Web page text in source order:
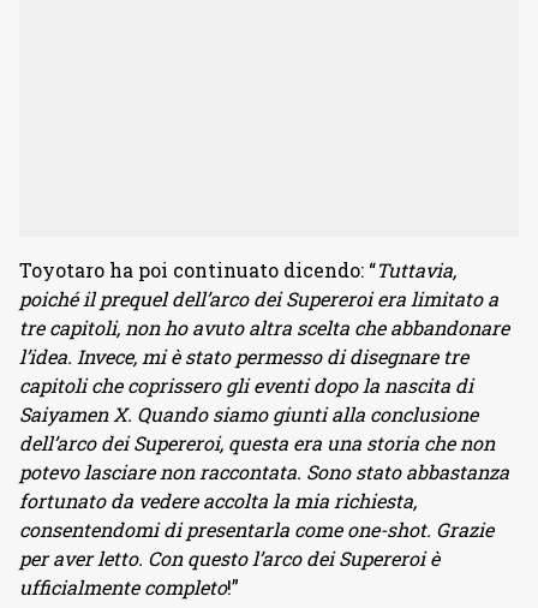
Toyotaro ha poi continuato dicendo: “Tuttavia,
poiché il prequel dell’arco dei Supereroi era limitato a
tre capitoli, non ho avuto altra scelta che abbandonare
l’idea. Invece, mi è stato permesso di disegnare tre
capitoli che coprissero gli eventi dopo la nascita di
Saiyamen X. Quando siamo giunti alla conclusione
dell’arco dei Supereroi, questa era una storia che non
potevo lasciare non raccontata. Sono stato abbastanza
fortunato da vedere accolta la mia richiesta,
consentendomi di presentarla come one-shot. Grazie
per aver letto. Con questo l’arco dei Supereroi è
ufficialmente completo!”